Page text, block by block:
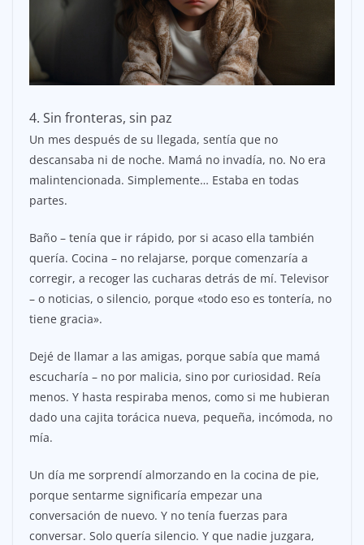
4. Sin fronteras, sin paz
Un mes después de su llegada, sentía que no
descansaba ni de noche. Mamá no invadía, no. No era
malintencionada. Simplemente… Estaba en todas
partes.
Baño – tenía que ir rápido, por si acaso ella también
quería. Cocina – no relajarse, porque comenzaría a
corregir, a recoger las cucharas detrás de mí. Televisor
– o noticias, o silencio, porque «todo eso es tontería, no
tiene gracia».
Dejé de llamar a las amigas, porque sabía que mamá
escucharía – no por malicia, sino por curiosidad. Reía
menos. Y hasta respiraba menos, como si me hubieran
dado una cajita torácica nueva, pequeña, incómoda, no
mía.
Un día me sorprendí almorzando en la cocina de pie,
porque sentarme significaría empezar una
conversación de nuevo. Y no tenía fuerzas para
conversar. Solo quería silencio. Y que nadie juzgara,